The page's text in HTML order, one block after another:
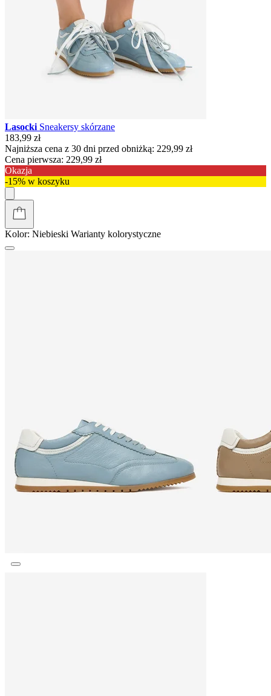
Lasocki Sneakersy skórzane
183,99 zł
Najniższa cena z 30 dni przed obniżką: 229,99 zł
Cena pierwsza: 229,99 zł
Okazja
-15% w koszyku
Kolor: Niebieski Warianty kolorystyczne